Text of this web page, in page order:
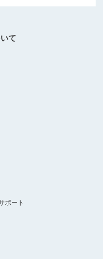
て
ポート